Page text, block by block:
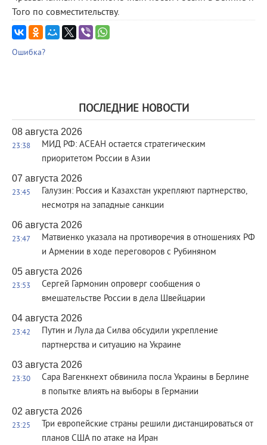
Того по совместительству.
Ошибка?
ПОСЛЕДНИЕ НОВОСТИ
08 августа 2026
23:38
МИД РФ: АСЕАН остается стратегическим
приоритетом России в Азии
07 августа 2026
23:45
Галузин: Россия и Казахстан укрепляют партнерство,
несмотря на западные санкции
06 августа 2026
23:47
Матвиенко указала на противоречия в отношениях РФ
и Армении в ходе переговоров с Рубиняном
05 августа 2026
23:53
Сергей Гармонин опроверг сообщения о
вмешательстве России в дела Швейцарии
04 августа 2026
23:42
Путин и Лула да Силва обсудили укрепление
партнерства и ситуацию на Украине
03 августа 2026
23:30
Сара Вагенкнехт обвинила посла Украины в Берлине
в попытке влиять на выборы в Германии
02 августа 2026
23:25
Три европейские страны решили дистанцироваться от
планов США по атаке на Иран